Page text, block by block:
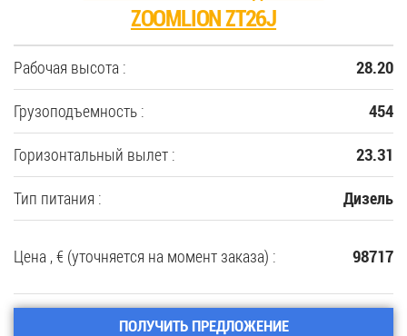
Запчасти
Услуги
О компании
Контакты
ZOOMLION ZT26J
Рабочая высота : 28.20
Грузоподъемность : 454
Горизонтальный вылет : 23.31
Тип питания : Дизель
Цена , € (уточняется на момент заказа) : 98717
ПОЛУЧИТЬ ПРЕДЛОЖЕНИЕ